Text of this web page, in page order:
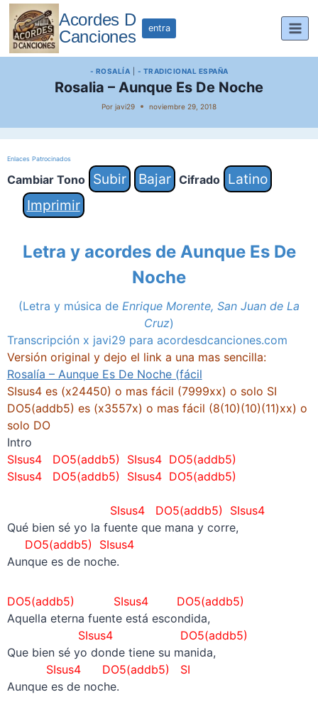
Saltar
contenido
Acordes D
Canciones
entra
- ROSALÍA - TRADICIONAL ESPAÑA
Rosalia – Aunque Es De Noche
Por javi29 noviembre 29, 2018
Enlaces Patrocinados
Cambiar Tono Subir Bajar Cifrado
Latino
Imprimir
Letra y acordes de Aunque Es De
Noche
(Letra y música de Enrique Morente, San Juan de La
Cruz)
Transcripción x javi29 para acordesdcanciones.com
Versión original y dejo el link a una mas sencilla:
Rosalía – Aunque Es De Noche (fácil
SIsus4 es (x24450) o mas fácil (7999xx) o solo SI
DO5(addb5) es (x3557x) o mas fácil (8(10)(10)(11)xx) o
solo DO
Intro
SIsus4 DO5(addb5) SIsus4 DO5(addb5)
SIsus4 DO5(addb5) SIsus4 DO5(addb5)
SIsus4 DO5(addb5) SIsus4
Qué bien sé yo la fuente que mana y corre,
DO5(addb5) SIsus4
Aunque es de noche.
DO5(addb5) SIsus4 DO5(addb5)
Aquella eterna fuente está escondida,
SIsus4DO5(addb5)
Que bien sé yo donde tiene su manida,
SIsus4
DO5(addb5) SI
Aunque es de noche.